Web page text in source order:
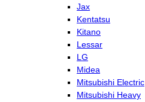
Jax
Kentatsu
Kitano
Lessar
LG
Midea
Mitsubishi Electric
Mitsubishi Heavy